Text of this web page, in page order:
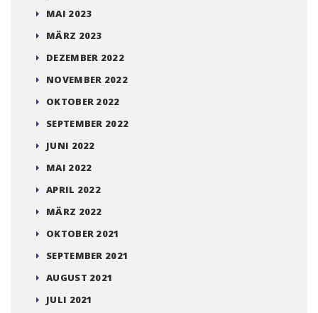
MAI 2023
MÄRZ 2023
DEZEMBER 2022
NOVEMBER 2022
OKTOBER 2022
SEPTEMBER 2022
JUNI 2022
MAI 2022
APRIL 2022
MÄRZ 2022
OKTOBER 2021
SEPTEMBER 2021
AUGUST 2021
JULI 2021